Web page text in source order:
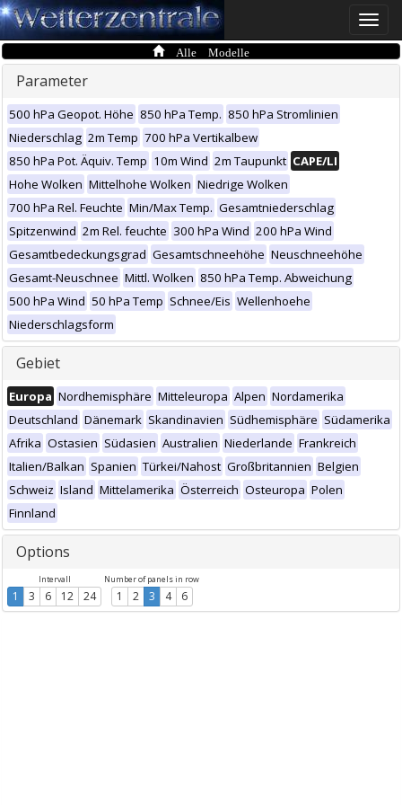
Toggle
Alle Modelle
Parameter
500 hPa Geopot. Höhe 850 hPa Temp. 850 hPa Stromlinien
Niederschlag 2m Temp 700 hPa Vertikalbew
850 hPa Pot. Äquiv. Temp 10m Wind 2m Taupunkt CAPE/LI
Hohe Wolken Mittelhohe Wolken Niedrige Wolken
700 hPa Rel. Feuchte Min/Max Temp. Gesamtniederschlag
Spitzenwind 2m Rel. feuchte 300 hPa Wind 200 hPa Wind
Gesamtbedeckungsgrad Gesamtschneehöhe Neuschneehöhe
Gesamt-Neuschnee Mittl. Wolken 850 hPa Temp. Abweichung
500 hPa Wind 50 hPa Temp Schnee/Eis Wellenhoehe
Niederschlagsform
Gebiet
Europa Nordhemisphäre Mitteleuropa Alpen Nordamerika
Deutschland Dänemark Skandinavien Südhemisphäre Südamerika
Afrika Ostasien Südasien Australien Niederlande Frankreich
Italien/Balkan Spanien Türkei/Nahost Großbritannien Belgien
Schweiz Island Mittelamerika Österreich Osteuropa Polen
Finnland
Options
Intervall
1 3 6 12 24
Number of panels in row
1 2 3 4 6